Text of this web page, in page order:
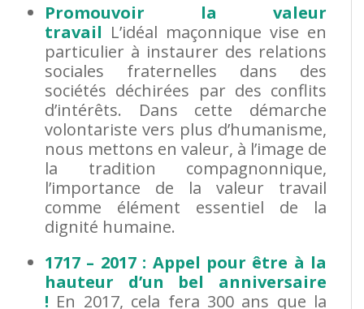
Promouvoir la valeur
travail L’idéal maçonnique vise en
particulier à instaurer des relations
sociales fraternelles dans des
sociétés déchirées par des conflits
d’intérêts. Dans cette démarche
volontariste vers plus d’humanisme,
nous mettons en valeur, à l’image de
la tradition compagnonnique,
l’importance de la valeur travail
comme élément essentiel de la
dignité humaine.
1717 – 2017 : Appel pour être à la
hauteur d’un bel anniversaire
! En 2017, cela fera 300 ans que la